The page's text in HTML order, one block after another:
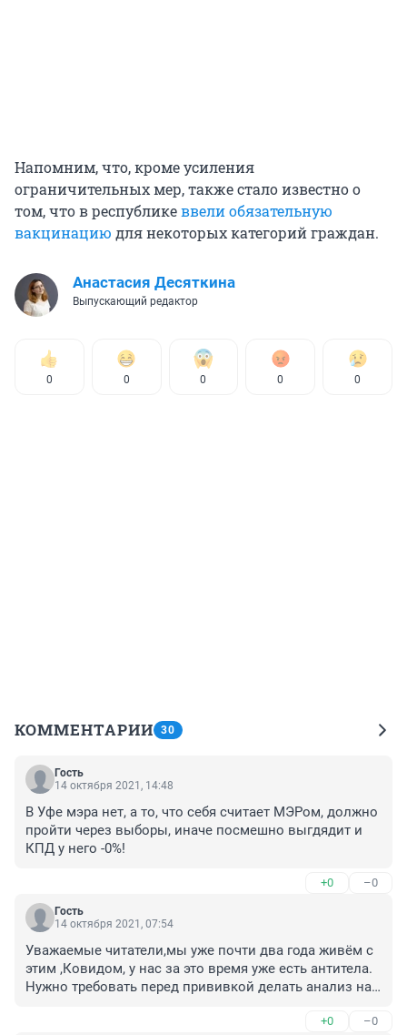
Напомним, что, кроме усиления
ограничительных мер, также стало известно о
том, что в республикеввели обязательную
вакцинацию для некоторых категорий граждан.
Анастасия Десяткина
Выпускающий редактор
0 0 0 0 0
КОММЕНТАРИИ 30
Гость
14 октября 2021, 14:48
В Уфе мэра нет, а то, что себя считает МЭРом, должно
пройти через выборы, иначе посмешно выгдядит и
КПД у него -0%!
+0 –0
Гость
14 октября 2021, 07:54
Уважаемые читатели,мы уже почти два года живём с
этим ,Ковидом, у нас за это время уже есть антитела.
Нужно требовать перед прививкой делать анализ на
+0 –0